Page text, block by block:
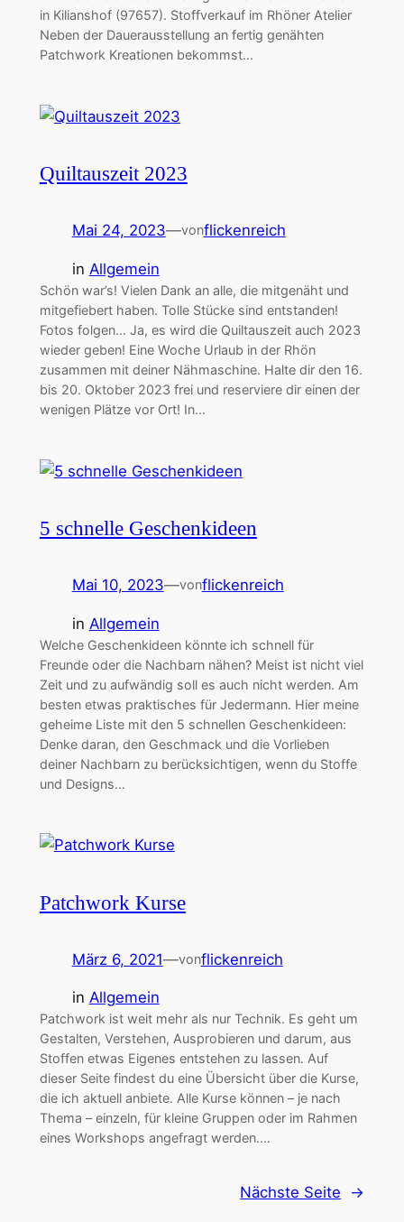
in Kilianshof (97657). Stoffverkauf im Rhöner Atelier
Neben der Dauerausstellung an fertig genähten
Patchwork Kreationen bekommst…
Quiltauszeit 2023
Mai 24, 2023—vonflickenreich
in Allgemein
Schön war’s! Vielen Dank an alle, die mitgenäht und
mitgefiebert haben. Tolle Stücke sind entstanden!
Fotos folgen… Ja, es wird die Quiltauszeit auch 2023
wieder geben! Eine Woche Urlaub in der Rhön
zusammen mit deiner Nähmaschine. Halte dir den 16.
bis 20. Oktober 2023 frei und reserviere dir einen der
wenigen Plätze vor Ort! In…
5 schnelle Geschenkideen
Mai 10, 2023—vonflickenreich
in Allgemein
Welche Geschenkideen könnte ich schnell für
Freunde oder die Nachbarn nähen? Meist ist nicht viel
Zeit und zu aufwändig soll es auch nicht werden. Am
besten etwas praktisches für Jedermann. Hier meine
geheime Liste mit den 5 schnellen Geschenkideen:
Denke daran, den Geschmack und die Vorlieben
deiner Nachbarn zu berücksichtigen, wenn du Stoffe
und Designs…
Patchwork Kurse
März 6, 2021—vonflickenreich
in Allgemein
Patchwork ist weit mehr als nur Technik. Es geht um
Gestalten, Verstehen, Ausprobieren und darum, aus
Stoffen etwas Eigenes entstehen zu lassen. Auf
dieser Seite findest du eine Übersicht über die Kurse,
die ich aktuell anbiete. Alle Kurse können – je nach
Thema – einzeln, für kleine Gruppen oder im Rahmen
eines Workshops angefragt werden.…
Nächste Seite →